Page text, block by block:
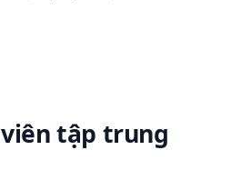
tập trung